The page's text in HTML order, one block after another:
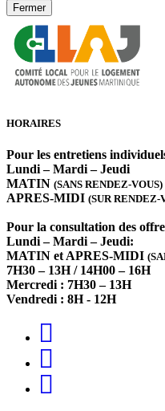
Fermer
HORAIRES
Pour les entretiens
Lundi – Mardi – Jeudi
MATIN (SANS RENDEZ-VOUS)
APRES-MIDI (SUR RENDEZ-
Pour la consultation des
Lundi – Mardi – Jeudi:
MATIN et APRES-MIDI
7H30 – 13H / 14H00 – 16H
Mercredi : 7H30 – 13H
Vendredi : 8H - 12H